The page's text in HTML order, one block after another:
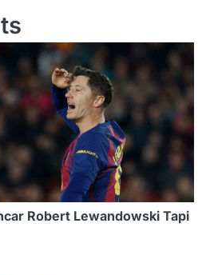
Robert Lewandowski Tapi